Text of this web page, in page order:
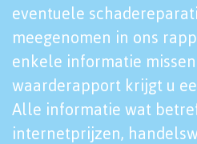
eventuele
meegenomen in ons
enkele informatie
waarderapport krijgt u
Alle informatie wat
internetprijzen,